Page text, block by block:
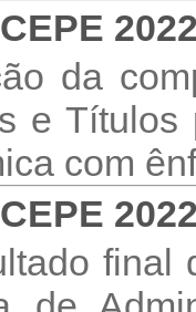
da
e
com